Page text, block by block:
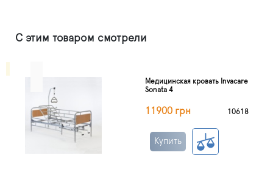
С этим товаром смотрели
Медицинская кровать Invacare
Sonata 4
11900 грн 10618
Купить